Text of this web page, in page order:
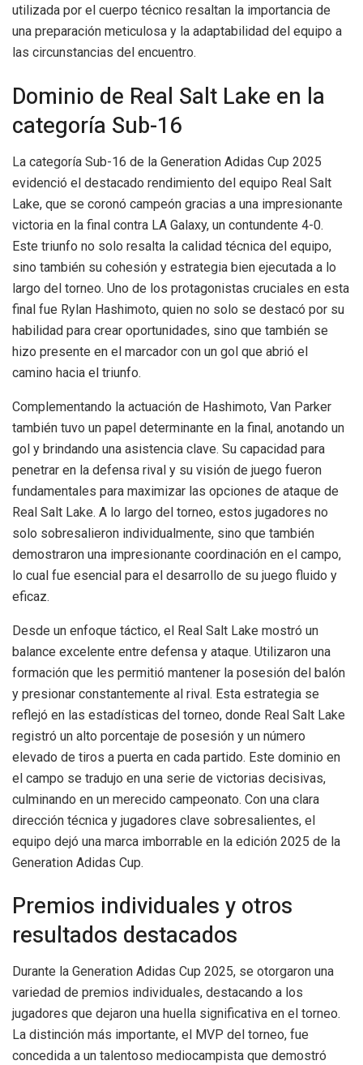
utilizada por el cuerpo técnico resaltan la importancia de
una preparación meticulosa y la adaptabilidad del equipo a
las circunstancias del encuentro.
Dominio de Real Salt Lake en la
categoría Sub-16
La categoría Sub-16 de la Generation Adidas Cup 2025
evidenció el destacado rendimiento del equipo Real Salt
Lake, que se coronó campeón gracias a una impresionante
victoria en la final contra LA Galaxy, un contundente 4-0.
Este triunfo no solo resalta la calidad técnica del equipo,
sino también su cohesión y estrategia bien ejecutada a lo
largo del torneo. Uno de los protagonistas cruciales en esta
final fue Rylan Hashimoto, quien no solo se destacó por su
habilidad para crear oportunidades, sino que también se
hizo presente en el marcador con un gol que abrió el
camino hacia el triunfo.
Complementando la actuación de Hashimoto, Van Parker
también tuvo un papel determinante en la final, anotando un
gol y brindando una asistencia clave. Su capacidad para
penetrar en la defensa rival y su visión de juego fueron
fundamentales para maximizar las opciones de ataque de
Real Salt Lake. A lo largo del torneo, estos jugadores no
solo sobresalieron individualmente, sino que también
demostraron una impresionante coordinación en el campo,
lo cual fue esencial para el desarrollo de su juego fluido y
eficaz.
Desde un enfoque táctico, el Real Salt Lake mostró un
balance excelente entre defensa y ataque. Utilizaron una
formación que les permitió mantener la posesión del balón
y presionar constantemente al rival. Esta estrategia se
reflejó en las estadísticas del torneo, donde Real Salt Lake
registró un alto porcentaje de posesión y un número
elevado de tiros a puerta en cada partido. Este dominio en
el campo se tradujo en una serie de victorias decisivas,
culminando en un merecido campeonato. Con una clara
dirección técnica y jugadores clave sobresalientes, el
equipo dejó una marca imborrable en la edición 2025 de la
Generation Adidas Cup.
Premios individuales y otros
resultados destacados
Durante la Generation Adidas Cup 2025, se otorgaron una
variedad de premios individuales, destacando a los
jugadores que dejaron una huella significativa en el torneo.
La distinción más importante, el MVP del torneo, fue
concedida a un talentoso mediocampista que demostró